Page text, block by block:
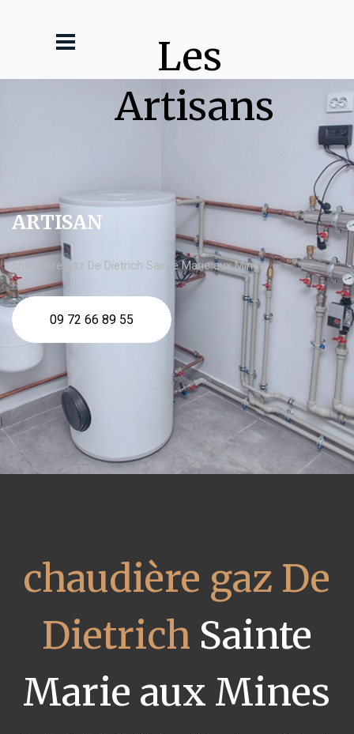
Les
Artisans
ARTISAN
chaudière gaz De Dietrich Sainte Marie aux Mines
09 72 66 89 55
chaudière gaz De
Dietrich Sainte
Marie aux Mines